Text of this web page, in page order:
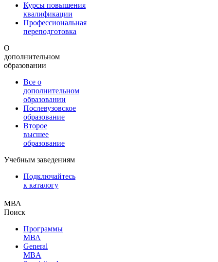
Курсы повышения
квалификации
Профессиональная
переподготовка
О
дополнительном
образовании
Все о
дополнительном
образовании
Послевузовское
образование
Второе
высшее
образование
Учебным заведениям
Подключайтесь
к каталогу
МВА
Поиск
Программы
МВА
General
MBA